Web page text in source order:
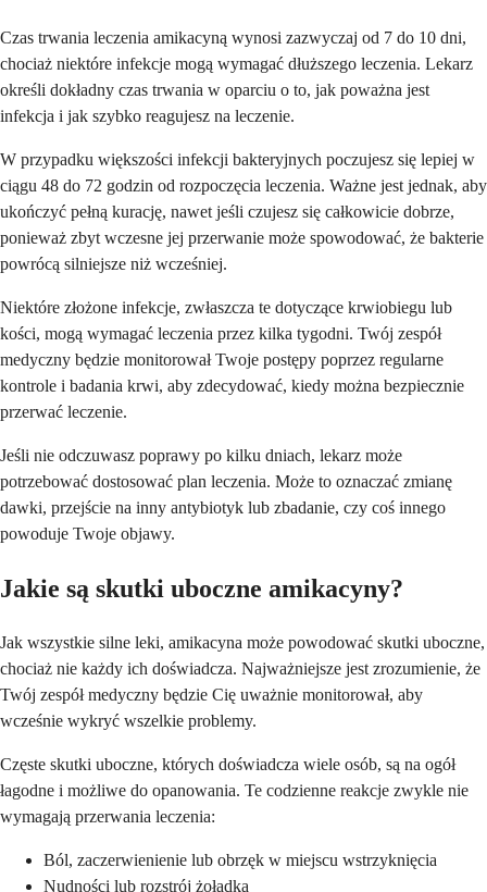
Czas trwania leczenia amikacyną wynosi zazwyczaj od 7 do 10 dni,
chociaż niektóre infekcje mogą wymagać dłuższego leczenia. Lekarz
określi dokładny czas trwania w oparciu o to, jak poważna jest
infekcja i jak szybko reagujesz na leczenie.
W przypadku większości infekcji bakteryjnych poczujesz się lepiej w
ciągu 48 do 72 godzin od rozpoczęcia leczenia. Ważne jest jednak, aby
ukończyć pełną kurację, nawet jeśli czujesz się całkowicie dobrze,
ponieważ zbyt wczesne jej przerwanie może spowodować, że bakterie
powrócą silniejsze niż wcześniej.
Niektóre złożone infekcje, zwłaszcza te dotyczące krwiobiegu lub
kości, mogą wymagać leczenia przez kilka tygodni. Twój zespół
medyczny będzie monitorował Twoje postępy poprzez regularne
kontrole i badania krwi, aby zdecydować, kiedy można bezpiecznie
przerwać leczenie.
Jeśli nie odczuwasz poprawy po kilku dniach, lekarz może
potrzebować dostosować plan leczenia. Może to oznaczać zmianę
dawki, przejście na inny antybiotyk lub zbadanie, czy coś innego
powoduje Twoje objawy.
Jakie są skutki uboczne amikacyny?
Jak wszystkie silne leki, amikacyna może powodować skutki uboczne,
chociaż nie każdy ich doświadcza. Najważniejsze jest zrozumienie, że
Twój zespół medyczny będzie Cię uważnie monitorował, aby
wcześnie wykryć wszelkie problemy.
Częste skutki uboczne, których doświadcza wiele osób, są na ogół
łagodne i możliwe do opanowania. Te codzienne reakcje zwykle nie
wymagają przerwania leczenia:
Ból, zaczerwienienie lub obrzęk w miejscu wstrzyknięcia
Nudności lub rozstrój żołądka